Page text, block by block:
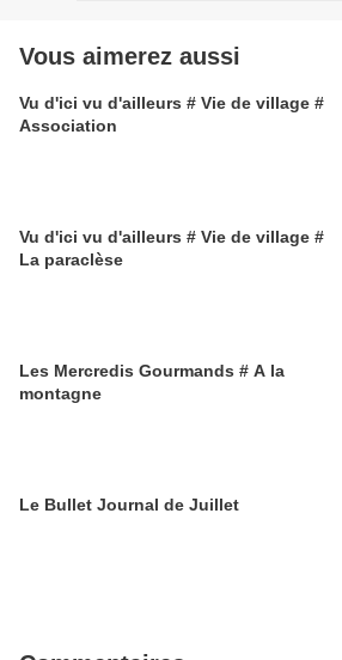
Vous aimerez aussi
Vu d'ici vu d'ailleurs # Vie de village #
Association
Vu d'ici vu d'ailleurs # Vie de village #
La paraclèse
Les Mercredis Gourmands # A la
montagne
Le Bullet Journal de Juillet